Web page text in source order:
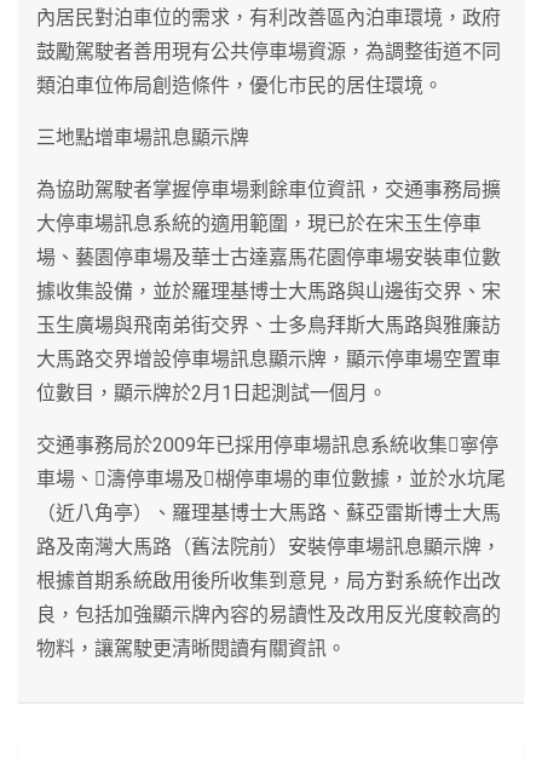
內居民對泊車位的需求，有利改善區內泊車環境，政府
鼓勵駕駛者善用現有公共停車場資源，為調整街道不同
類泊車位佈局創造條件，優化市民的居住環境。
三地點增車場訊息顯示牌
為協助駕駛者掌握停車場剩餘車位資訊，交通事務局擴
大停車場訊息系統的適用範圍，現已於在宋玉生停車
場、藝園停車場及華士古達嘉馬花園停車場安裝車位數
據收集設備，並於羅理基博士大馬路與山邊街交界、宋
玉生廣場與飛南弟街交界、士多鳥拜斯大馬路與雅廉訪
大馬路交界增設停車場訊息顯示牌，顯示停車場空置車
位數目，顯示牌於2月1日起測試一個月。
交通事務局於2009年已採用停車場訊息系統收集寧停
車場、濤停車場及楜停車場的車位數據，並於水坑尾
（近八角亭）、羅理基博士大馬路、蘇亞雷斯博士大馬
路及南灣大馬路（舊法院前）安裝停車場訊息顯示牌，
根據首期系統啟用後所收集到意見，局方對系統作出改
良，包括加強顯示牌內容的易讀性及改用反光度較高的
物料，讓駕駛更清晰閱讀有關資訊。